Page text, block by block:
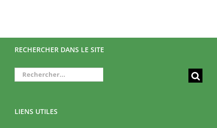
RECHERCHER DANS LE SITE
Rechercher:
LIENS UTILES